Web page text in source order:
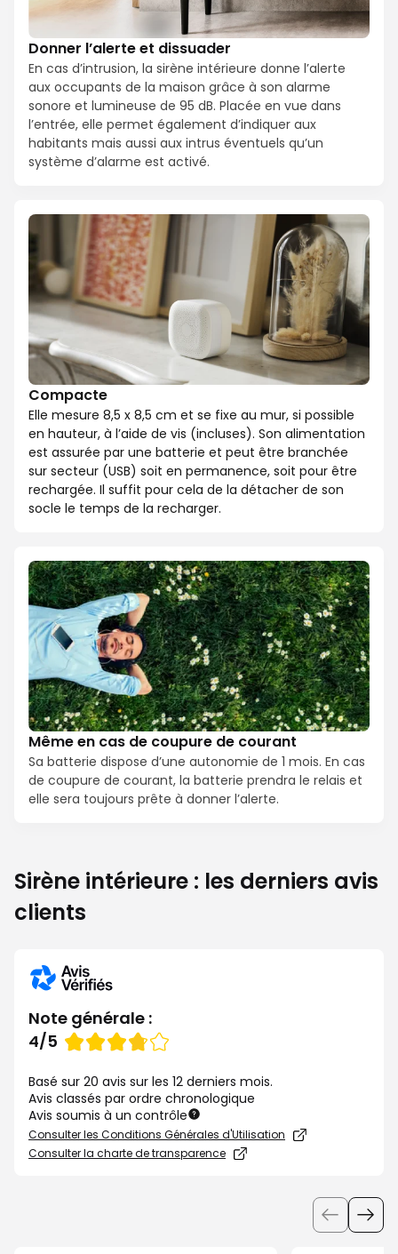
Donner l’alerte et dissuader
En cas d’intrusion, la sirène intérieure donne l’alerte
aux occupants de la maison grâce à son alarme
sonore et lumineuse de 95 dB. Placée en vue dans
l’entrée, elle permet également d’indiquer aux
habitants mais aussi aux intrus éventuels qu’un
système d’alarme est activé.
Compacte
Elle mesure 8,5 x 8,5 cm et se fixe au mur, si possible
en hauteur, à l’aide de vis (incluses). Son alimentation
est assurée par une batterie et peut être branchée
sur secteur (USB) soit en permanence, soit pour être
rechargée. Il suffit pour cela de la détacher de son
socle le temps de la recharger.
Même en cas de coupure de courant
Sa batterie dispose d’une autonomie de 1 mois. En cas
de coupure de courant, la batterie prendra le relais et
elle sera toujours prête à donner l’alerte.
Sirène intérieure : les derniers avis
clients
Note générale :
Note
4/5
Basé sur 20 avis sur les 12 derniers mois.
Avis classés par ordre chronologique
Avis soumis à un contrôle
Consulter les Conditions Générales d'Utilisation
Consulter la charte de transparence